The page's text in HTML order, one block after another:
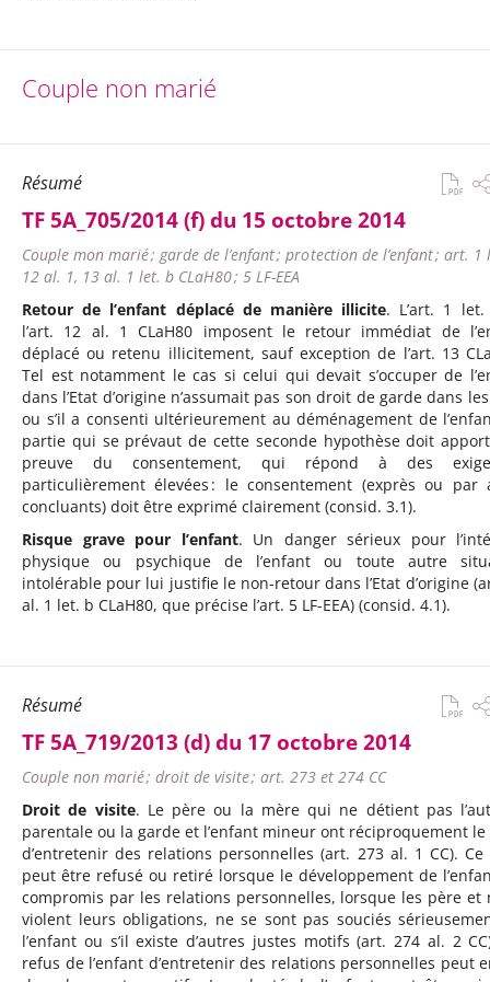
Couple non marié
Résumé
TF 5A_705/2014 (f) du 15 octobre 2014
Couple mon marié ; garde de l’enfant ; protection de l’enfant ; art. 1
12 al. 1, 13 al. 1 let. b CLaH80 ; 5 LF-EEA
Retour de l’enfant déplacé de manière illicite. L’art. 1
l’art. 12 al. 1 CLaH80 imposent le retour immédiat de
déplacé ou retenu illicitement, sauf exception de l’art. 13
Tel est notamment le cas si celui qui devait s’occuper de
dans l’Etat d’origine n’assumait pas son droit de garde dans
ou s’il a consenti ultérieurement au déménagement de
partie qui se prévaut de cette seconde hypothèse doit
preuve du consentement, qui répond à des
particulièrement élevées : le consentement (exprès ou par
concluants) doit être exprimé clairement (consid. 3.1).
Risque grave pour l’enfant. Un danger sérieux pour
physique ou psychique de l’enfant ou toute autre
intolérable pour lui justifie le non-retour dans l’Etat d’origine
al. 1 let. b CLaH80, que précise l’art. 5 LF-EEA) (consid. 4.1).
Résumé
TF 5A_719/2013 (d) du 17 octobre 2014
Couple non marié ; droit de visite ; art. 273 et 274 CC
Droit de visite. Le père ou la mère qui ne détient pas
parentale ou la garde et l’enfant mineur ont réciproquement
d’entretenir des relations personnelles (art. 273 al. 1 CC).
peut être refusé ou retiré lorsque le développement de
compromis par les relations personnelles, lorsque les père et
violent leurs obligations, ne se sont pas souciés
l’enfant ou s’il existe d’autres justes motifs (art. 274 al. 2
refus de l’enfant d’entretenir des relations personnelles peut